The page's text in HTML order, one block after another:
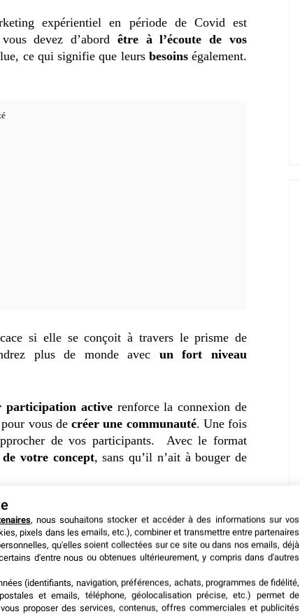
expérientiel en période de Covid est
devez d’abord être à l’écoute de vos
ce qui signifie que leurs besoins également.
si elle se conçoit à travers le prisme de
plus de monde avec un fort niveau
participation activerenforce la connexion de
vous de créer une communauté. Une fois
de vos participants. Avec le format
votre concept, sans qu’il n’ait à bouger de
°pour créer un concept qui se démarque des
à disposition de vos participants pour
, nous souhaitons stocker et accéder à des informations sur vos
pixels dans les emails, etc.), combiner et transmettre entre partenaires
qu'elles soient collectées sur ce site ou dans nos emails, déjà
d'entre nous ou obtenues ultérieurement, y compris dans d'autres
(identifiants, navigation, préférences, achats, programmes de fidélité,
et emails, téléphone, géolocalisation précise, etc.) permet de
proposer des services, contenus, offres commerciales et publicités